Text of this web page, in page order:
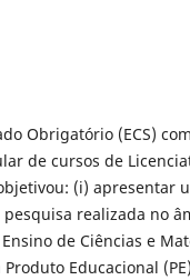
Obrigatório (ECS)
de cursos de
(i) apresentar
realizada no
de Ciências e
Educacional